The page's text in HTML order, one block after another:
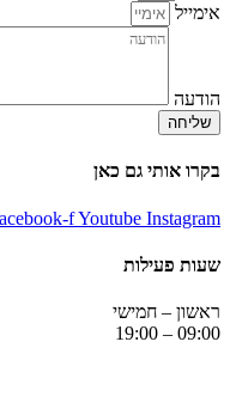
אימייל
הודעה
שליחה
בקרו אותי גם כאן
fYoutube Instagram
שעות פעילות
ראשון – חמישי
09:00 – 19:00